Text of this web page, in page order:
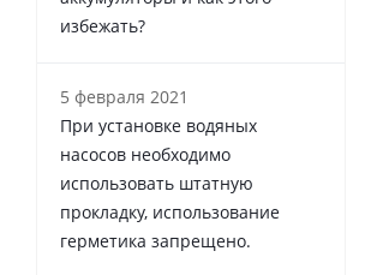
избежать?
5 февраля 2021
При установке водяных
насосов необходимо
использовать штатную
прокладку, использование
герметика запрещено.